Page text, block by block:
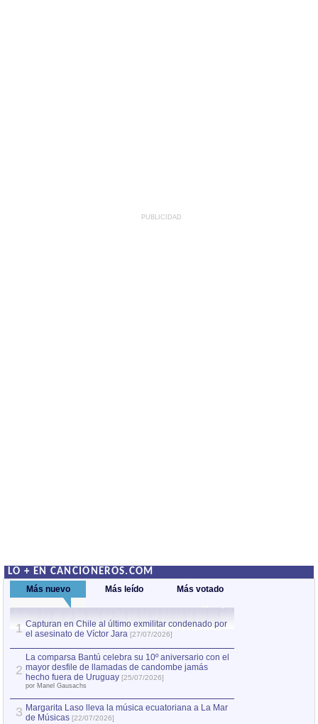
PUBLICIDAD
LO + EN CANCIONEROS.COM
Más nuevo Más leído Más votado
1 Capturan en Chile al último exmilitar condenado por
el asesinato de Víctor Jara [27/07/2026]
2
La comparsa Bantú celebra su 10º aniversario con el
mayor desfile de llamadas de candombe jamás
hecho fuera de Uruguay [25/07/2026]
por Manel Gausachs
3 Margarita Laso lleva la música ecuatoriana a La Mar
de Músicas [22/07/2026]